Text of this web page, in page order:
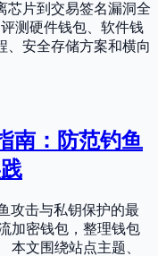
芯片到交易签名漏洞全
测硬件钱包、软件钱
、安全存储方案和横向
南：防范钓鱼
攻击与私钥保护的最
加密钱包，整理钱包
本文围绕站点主题、